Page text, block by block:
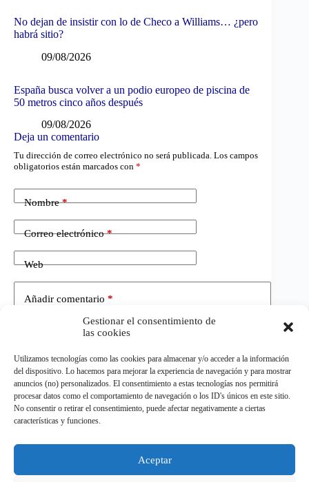
Gestionar el consentimiento de
las cookies
Utilizamos tecnologías como las cookies para almacenar y/o acceder a la información
del dispositivo. Lo hacemos para mejorar la experiencia de navegación y para mostrar
anuncios (no) personalizados. El consentimiento a estas tecnologías nos permitirá
procesar datos como el comportamiento de navegación o los ID's únicos en este sitio.
No consentir o retirar el consentimiento, puede afectar negativamente a ciertas
características y funciones.
Aceptar
No dejan de insistir con lo de Checo a Williams… ¿pero
habrá sitio?
09/08/2026
España busca volver a un podio europeo de piscina de
50 metros cinco años después
09/08/2026
Deja un comentario
Tu dirección de correo electrónico no será publicada. Los campos
obligatorios están marcados con *
Nombre*
Correo electrónico*
Web
Añadir comentario *
Publicar el comentario